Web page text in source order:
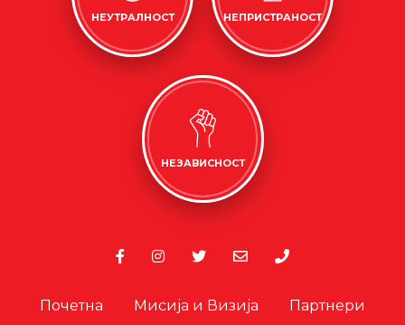
НЕУТРАЛНОСТ НЕПРИСТРАНОСТ
НЕЗАВИСНОСТ
Почетна Мисија и Визија
Партнери